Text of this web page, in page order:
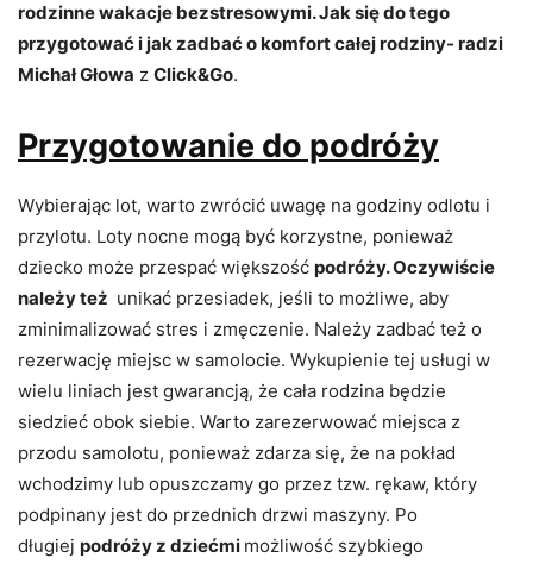
rodzinne wakacje bezstresowymi. Jak się do tego
przygotować i jak zadbać o komfort całej rodziny- radzi
Michał Głowa z Click&Go.
Przygotowanie do podróży
Wybierając lot, warto zwrócić uwagę na godziny odlotu i
przylotu. Loty nocne mogą być korzystne, ponieważ
dziecko może przespać większość podróży. Oczywiście
należy też unikać przesiadek, jeśli to możliwe, aby
zminimalizować stres i zmęczenie. Należy zadbać też o
rezerwację miejsc w samolocie. Wykupienie tej usługi w
wielu liniach jest gwarancją, że cała rodzina będzie
siedzieć obok siebie. Warto zarezerwować miejsca z
przodu samolotu, ponieważ zdarza się, że na pokład
wchodzimy lub opuszczamy go przez tzw. rękaw, który
podpinany jest do przednich drzwi maszyny. Po
długiej podróży z dziećmi możliwość szybkiego